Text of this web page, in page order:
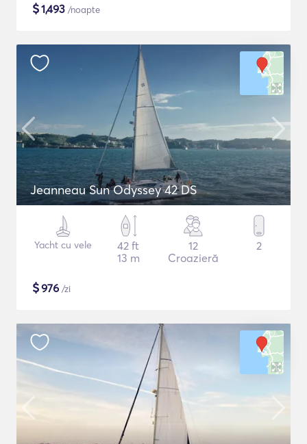
$1,493 /noapte
Jeanneau Sun Odyssey 42 DS
Yacht cu vele
42 ft
13 m
12
Croazieră
2
$976 /zi